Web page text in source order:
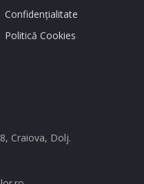
Confidențialitate
Politică Cookies
Craiova, Dolj.